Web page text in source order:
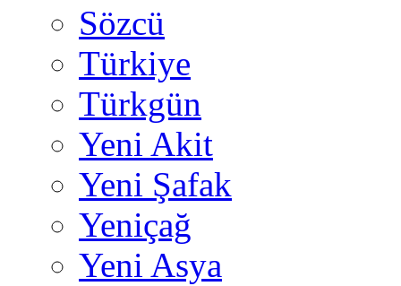
Sözcü
Türkiye
Türkgün
Yeni Akit
Yeni Şafak
Yeniçağ
Yeni Asya